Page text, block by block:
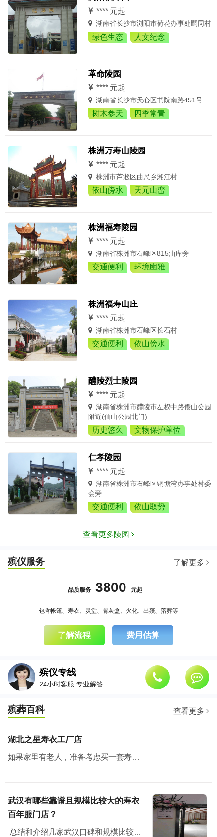
**** 元起
湖南省长沙市浏阳市荷花办事处嗣同村
绿色生态 人文纪念
革命陵园
**** 元起
湖南省长沙市天心区书院南路451号
树木参天 四季常青
株洲万寿山陵园
**** 元起
株洲市芦淞区曲尺乡湘江村
依山傍水 天元山峦
株洲福寿陵园
**** 元起
湖南省株洲市石峰区815油库旁
交通便利 环境幽雅
株洲福寿山庄
**** 元起
湖南省株洲市石峰区长石村
交通便利 依山傍水
醴陵烈士陵园
**** 元起
湖南省株洲市醴陵市左权中路僊山公园
附近(仙山公园北门)
历史悠久 文物保护单位
仁孝陵园
**** 元起
湖南省株洲市石峰区铜塘湾办事处村委
会旁
交通便利 依山取势
查看更多陵园
殡仪服务 了解更多
品质服务 3800 元起
包含帐篷、寿衣、灵堂、骨灰盒、火化、出殡、落葬等
了解流程 费用估算
殡仪专线
24小时客服 专业解答
殡葬百科 查看更多
湖北之星寿衣工厂店
如果家里有老人，准备考虑买一套寿衣纳福添寿，那么武汉有个地方绝对值得去看看。湖北之星工厂云仓，也是白小邻和白店邻里的工厂店所在地。
武汉有哪些靠谱且规模比较大的寿衣
百年服门店？
总结和介绍几家武汉口碑和规模比较好的门店，从门店规模、面积、产品丰富程度、价格、政策和售后各方面评测，供大家参考。一、湖北之星工厂云仓湖北之星工厂云仓位...